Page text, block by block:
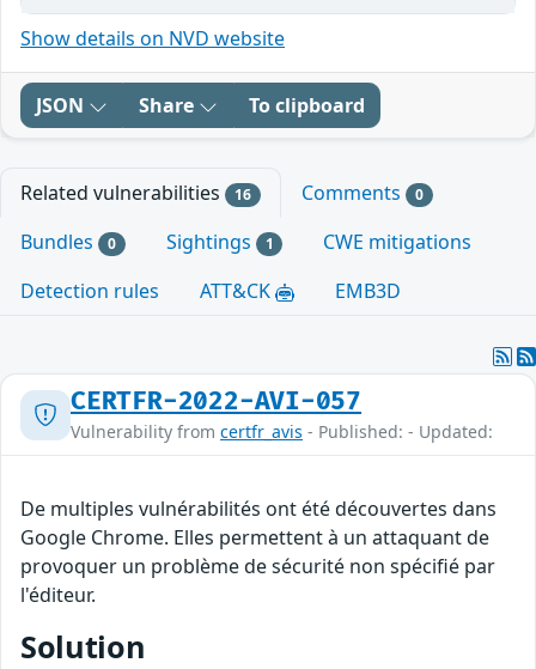
Show details on NVD website
JSON Share To clipboard
Related vulnerabilities 16 Comments 0
Bundles 0 Sightings 1
CWE mitigations
Detection rules
ATT&CK EMB3D
CERTFR-2022-AVI-057
Vulnerability from certfr_avis - Published: - Updated:
De multiples vulnérabilités ont été découvertes dans
Google Chrome. Elles permettent à un attaquant de
provoquer un problème de sécurité non spécifié par
l'éditeur.
Solution